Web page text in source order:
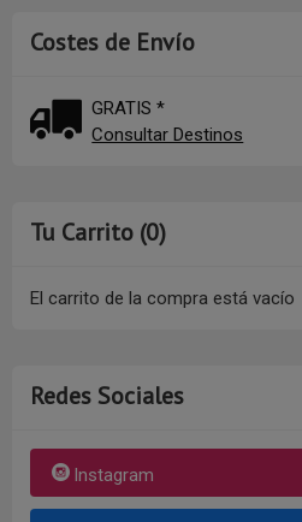
Costes de Envío
GRATIS *
Consultar Destinos
Tu Carrito (0)
El carrito de la compra está vacío
Redes Sociales
Instagram